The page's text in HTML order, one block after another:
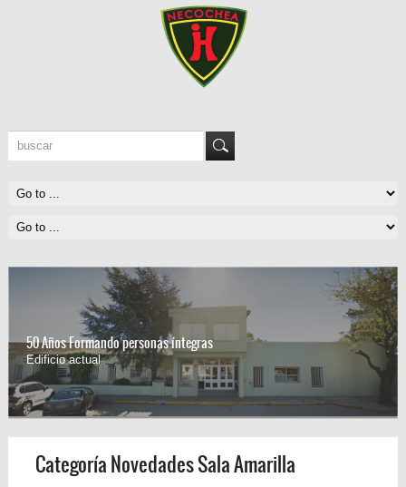
50 Años Formando personas íntegras
Edificio actual
Categoría Novedades Sala Amarilla